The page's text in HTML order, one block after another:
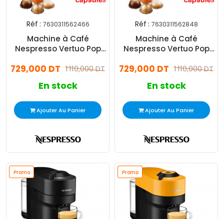
Réf : 7630311562466
Machine à Café
Nespresso Vertuo Pop
1 110,000 DT
729,000 DT
En stock
Ajouter Au Panier
Réf : 7630311562848
Machine à Café
Nespresso Vertuo Pop
1 110,000 DT
729,000 DT
En stock
Ajouter Au Panier
Promo Promo